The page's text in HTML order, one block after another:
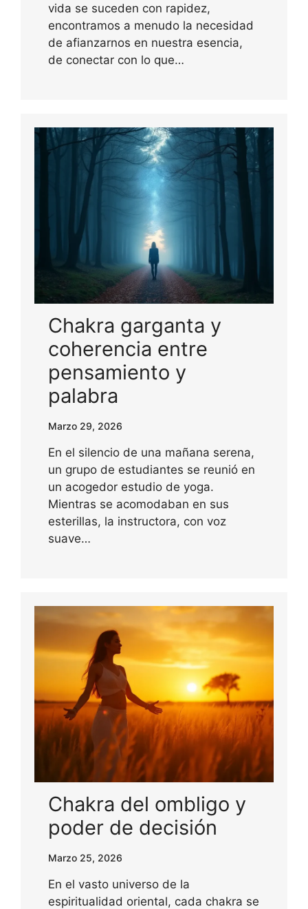
vida se suceden con rapidez,
encontramos a menudo la necesidad
de afianzarnos en nuestra esencia,
de conectar con lo que…
Chakra garganta y
coherencia entre
pensamiento y
palabra
Marzo 29, 2026
En el silencio de una mañana serena,
un grupo de estudiantes se reunió en
un acogedor estudio de yoga.
Mientras se acomodaban en sus
esterillas, la instructora, con voz
suave…
Chakra del ombligo y
poder de decisión
Marzo 25, 2026
En el vasto universo de la
espiritualidad oriental, cada chakra se